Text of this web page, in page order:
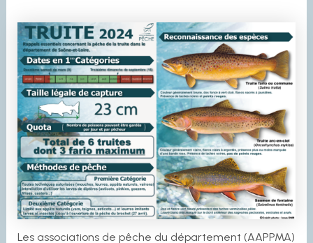
Les associations de pêche du département (AAPPMA)